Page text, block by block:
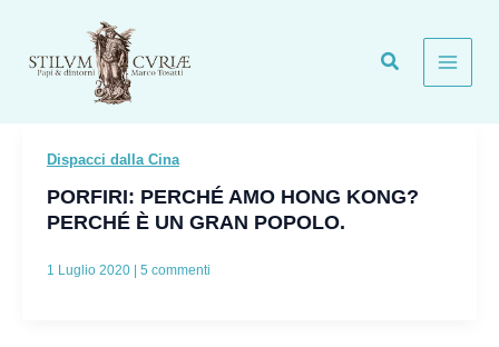
contenuto
Dispacci dalla Cina
PORFIRI: PERCHÉ AMO HONG KONG?
PERCHÉ È UN GRAN POPOLO.
1 Luglio 2020 | 5 commenti